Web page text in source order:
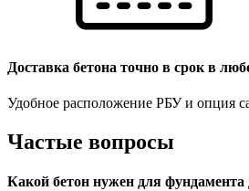
Доставка бетона точно в срок в
Удобное расположение РБУ и опция
Частые вопросы
Какой бетон нужен для фундамента